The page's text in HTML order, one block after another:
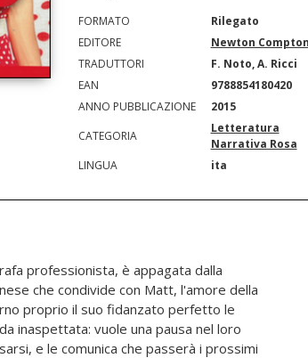
FORMATO
Rilegato
EDITORE
Newton
TRADUTTORI
F. Noto, A. Ricci
EAN
9788854180420
ANNO PUBBLICAZIONE
2015
CATEGORIA
Letteratura
Narrativa Rosa
LINGUA
ita
professionista, è appagata dalla
che condivide con Matt, l'amore della
proprio il suo fidanzato perfetto le
inaspettata: vuole una pausa nel loro
e le comunica che passerà i prossimi
l'élite di Manhattan. In quello
piano uscirà dal bozzolo che si era
in questo paradiso terrestre ci sono
si troverà ad affrontare situazioni prima
in discussione il suo equilibrio